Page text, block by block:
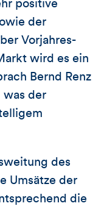
positive
der
Vorjahres-
wird es ein
Bernd Renz
was der
des
Umsätze der
die